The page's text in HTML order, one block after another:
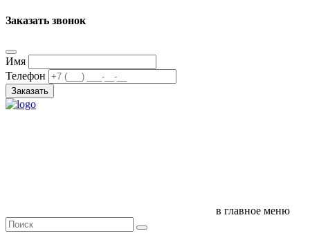
Заказать звонок
Имя
Телефон
Заказать
в главное меню